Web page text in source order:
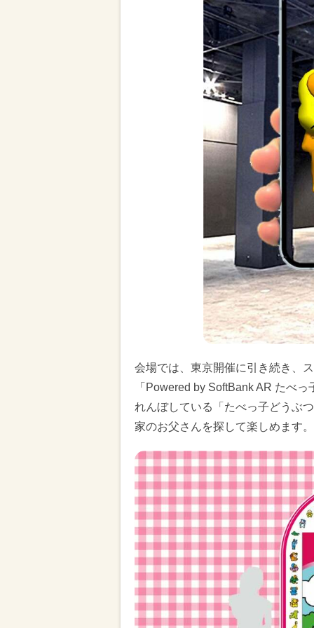
会場では、東京開催に引き続き、
「Powered by SoftBank AR たべ
れんぼしている「たべっ子どうぶ
家のお父さんを探して楽しめます。